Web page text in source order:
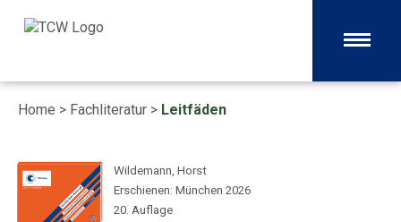
Home > Fachliteratur > Leitfäden
Wildemann, Horst
Erschienen: München 2026
20. Auflage